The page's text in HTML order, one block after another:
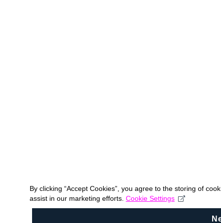
By clicking “Accept Cookies”, you agree to the storing of
assist in our marketing efforts. Cookie Settings